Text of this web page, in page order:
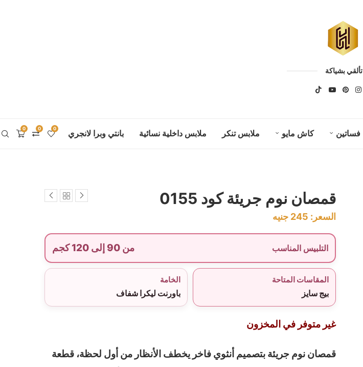
تألقي بشياكة
فساتين كاش مايو ملابس تنكر ملابس داخلية نسائية بانتي وبرا لانجري 0 0 0
قمصان نوم جريئة كود 0155
السعر: 245 جنيه
التلبيس المناسب من 90 إلى 120 كجم
المقاسات المتاحة
بيج سايز
الخامة
باورنت ليكرا شفاف
غير متوفر في المخزون
قمصان نوم جريئة بتصميم أنثوي فاخر يخطف الأنظار من أول لحظة، قطعة